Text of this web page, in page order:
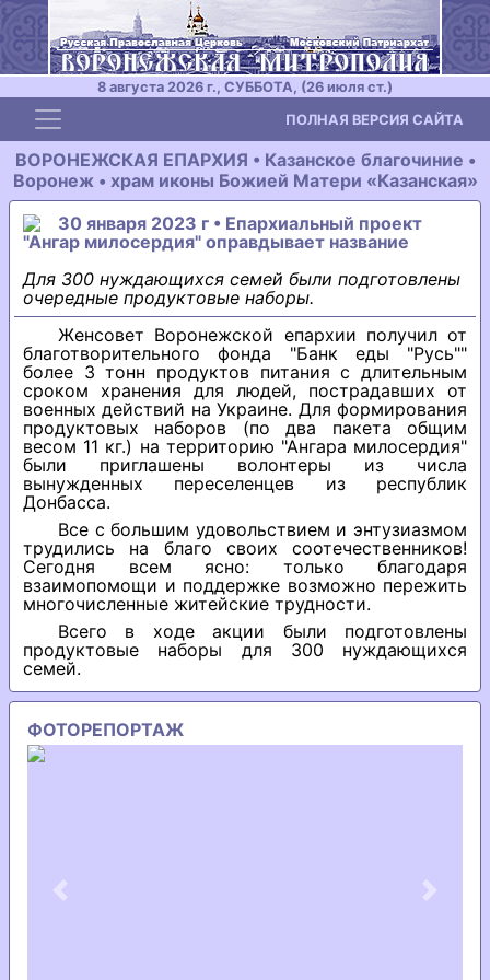
8 августа 2026 г., СУББОТА, (26 июля ст.)
Toggle navigation ПОЛНАЯ ВЕРСИЯ САЙТА
ВОРОНЕЖСКАЯ ЕПАРХИЯ • Казанское благочиние •
Воронеж • храм иконы Божией Матери «Казанская»
30 января 2023 г • Епархиальный проект
"Ангар милосердия" оправдывает название
Для 300 нуждающихся семей были подготовлены
очередные продуктовые наборы.
Женсовет Воронежской епархии получил от
благотворительного фонда "Банк еды "Русь""
более 3 тонн продуктов питания с длительным
сроком хранения для людей, пострадавших от
военных действий на Украине. Для формирования
продуктовых наборов (по два пакета общим
весом 11 кг.) на территорию "Ангара милосердия"
были приглашены волонтеры из числа
вынужденных переселенцев из республик
Донбасса.
Все с большим удовольствием и энтузиазмом
трудились на благо своих соотечественников!
Сегодня всем ясно: только благодаря
взаимопомощи и поддержке возможно пережить
многочисленные житейские трудности.
Всего в ходе акции были подготовлены
продуктовые наборы для 300 нуждающихся
семей.
ФОТОРЕПОРТАЖ
Previous Next